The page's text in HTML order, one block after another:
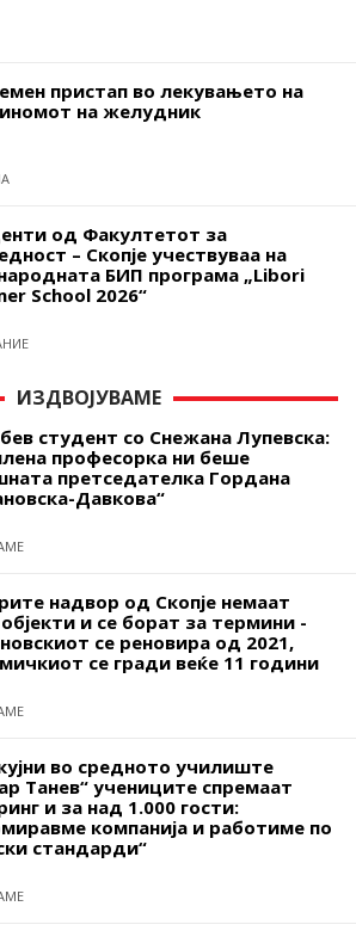
пристап во лекувањето на
на желудник
од Факултетот за
– Скопје учествуваа на
БИП програма „Libori
School 2026“
ИЗДВОЈУВАМЕ
студент со Снежана Лупевска:
професорка ни беше
претседателка Гордана
Давкова“
надвор од Скопје немаат
и се борат за термини -
се реновира од 2021,
се гради веќе 11 години
во средното училиште
Танев“ учениците спремаат
и за над 1.000 гости:
компанија и работиме по
стандарди“